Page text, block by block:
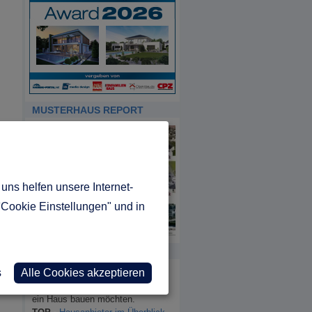
MUSTERHAUS REPORT
Hausbau Portal:
Unser Service für Menschen, die
ein Haus bauen möchten.
helfen unsere Internet-
Einstellungen" und in
Alle Cookies akzeptieren